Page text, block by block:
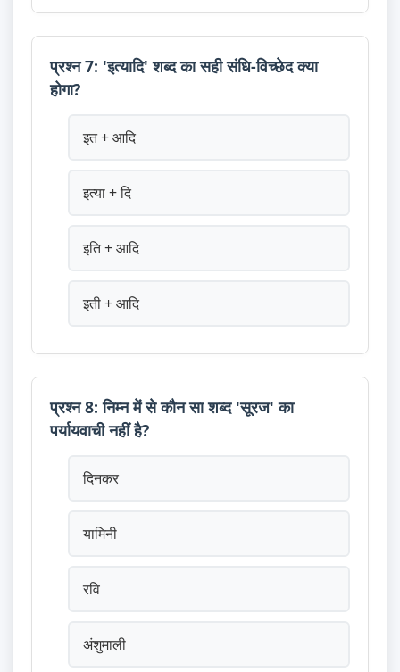
प्रश्न 7: 'इत्यादि' शब्द का सही संधि-विच्छेद क्या
होगा?
इत + आदि
इत्या + दि
इति + आदि
इती + आदि
प्रश्न 8: निम्न में से कौन सा शब्द 'सूरज' का
पर्यायवाची नहीं है?
दिनकर
यामिनी
रवि
अंशुमाली